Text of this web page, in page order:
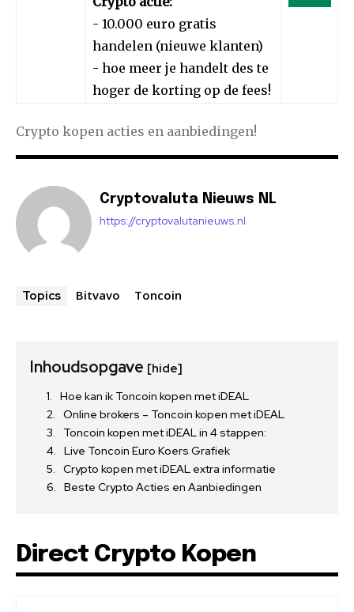
- 10.000 euro gratis
handelen (nieuwe klanten)
- hoe meer je handelt des te
hoger de korting op de fees!
Crypto kopen acties en aanbiedingen!
Cryptovaluta Nieuws NL
https://cryptovalutanieuws.nl
Topics Bitvavo Toncoin
Inhoudsopgave [hide]
Hoe kan ik Toncoin kopen met iDEAL
Online brokers – Toncoin kopen met iDEAL
Toncoin kopen met iDEAL in 4 stappen:
Live Toncoin Euro Koers Grafiek
Crypto kopen met iDEAL extra informatie
Beste Crypto Acties en Aanbiedingen
Direct Crypto Kopen